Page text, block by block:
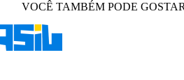
VOCÊ TAMBÉM PODE